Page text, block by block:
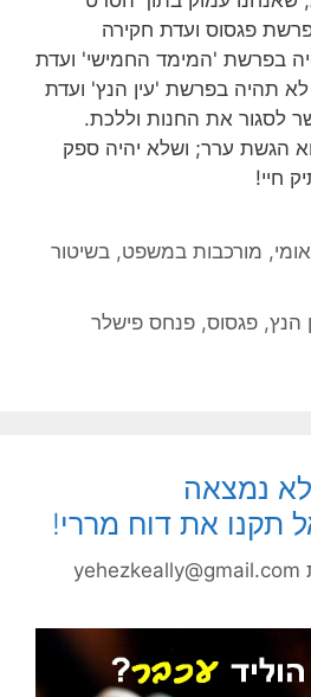
פגסוס ועדת חקירה
בפרשת 'המימד החמישי' ועדת
תהיה בפרשת 'עין הנץ' ועדת
לסגור את החנות וללכת.
הגשת ערר; ושלא יהיה ספק
חיי!
, מורכבות במשפט, בשיטור
הנץ,פגסוס,פנחס פישלר
נמצאה
תקנו את דוח מררי!
yehezkeally@gmail.com